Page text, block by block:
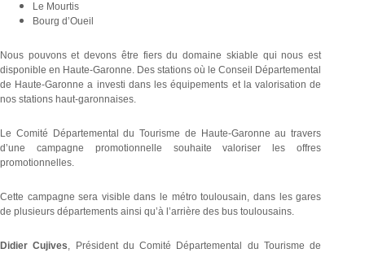
Le Mourtis
Bourg d’Oueil
Nous pouvons et devons être fiers du domaine skiable qui nous est
disponible en Haute-Garonne. Des stations où le Conseil Départemental
de Haute-Garonne a investi dans les équipements et la valorisation de
nos stations haut-garonnaises.
Le Comité Départemental du Tourisme de Haute-Garonne au travers
d’une campagne promotionnelle souhaite valoriser les offres
promotionnelles.
Cette campagne sera visible dans le métro toulousain, dans les gares
de plusieurs départements ainsi qu’à l’arrière des bus toulousains.
Didier Cujives, Président du Comité Départemental du Tourisme de